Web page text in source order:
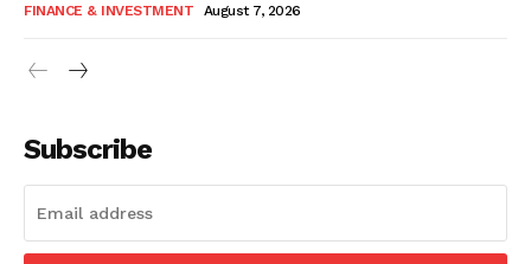
FINANCE & INVESTMENT August 7, 2026
Subscribe